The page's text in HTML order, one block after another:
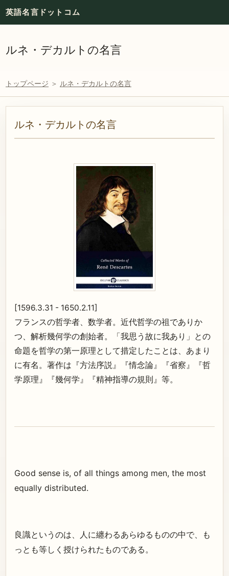
英語名言ドットコム
ルネ・デカルトの名言
トップページ ＞ ルネ・デカルトの名言
ルネ・デカルトの名言
[1596.3.31 - 1650.2.11]
フランスの哲学者、数学者。近代哲学の祖でありか
つ、解析幾何学の創始者。「我思う故に我あり」との
命題を哲学の第一原理として措定したことは、あまり
に有名。著作は『方法序説』『情念論』『省察』『哲
学原理』『幾何学』『精神指導の規則』等。
Good sense is, of all things among men, the most
equally distributed.
良識というのは、人に纏わるあらゆるものの中で、も
っとも等しく授けられたものである。